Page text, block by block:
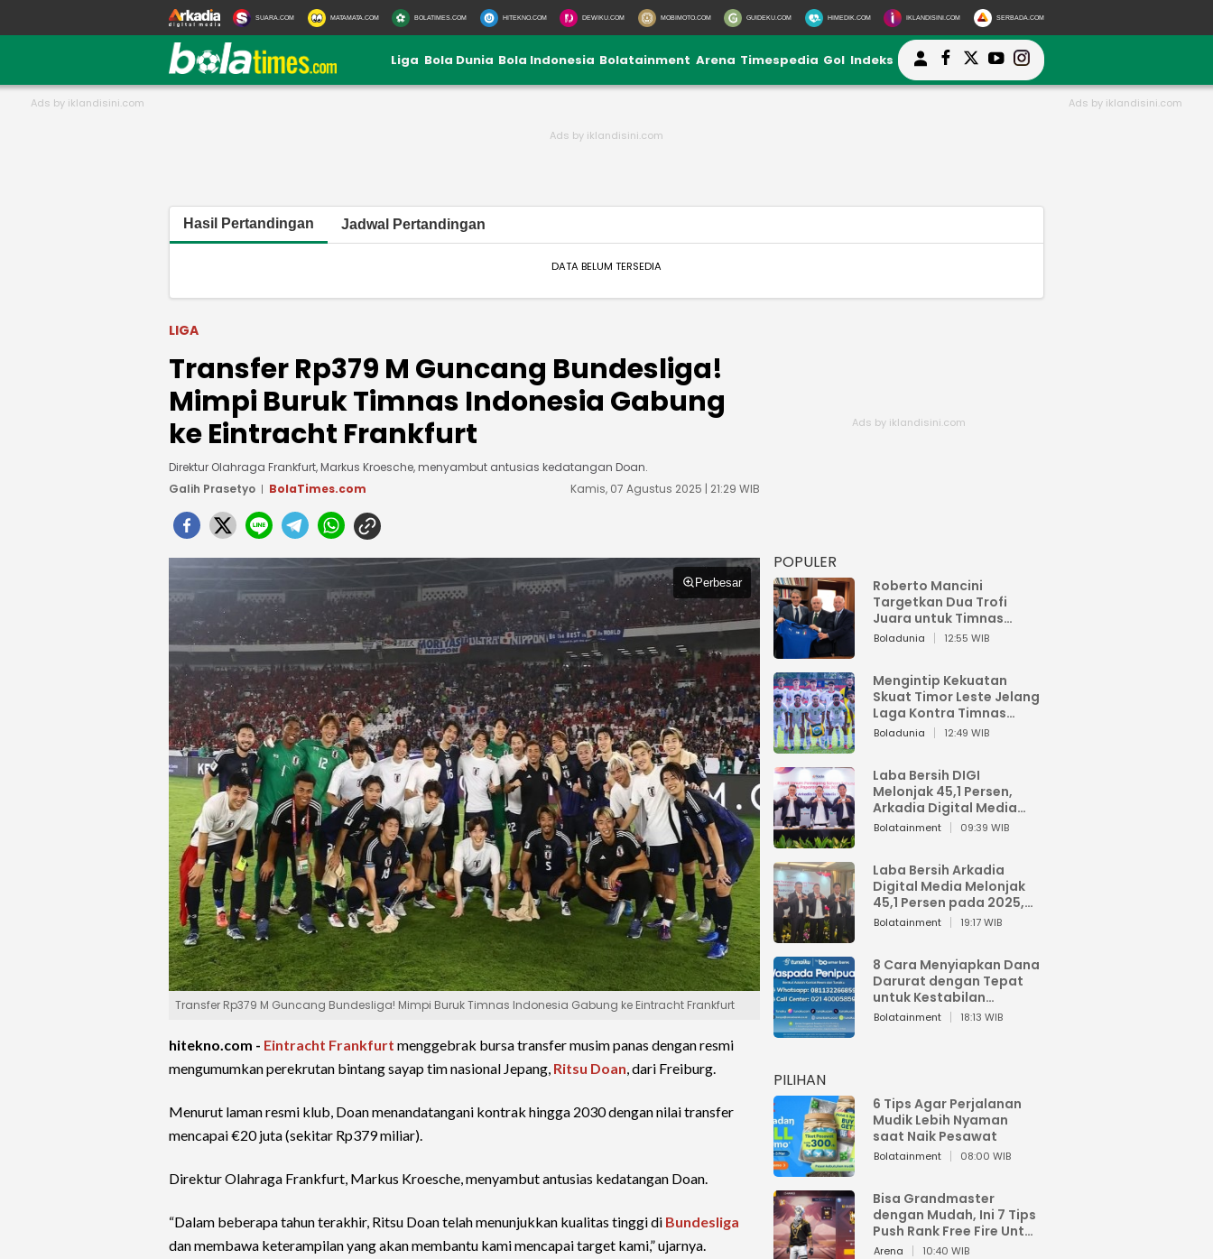
SUARA.COM MATAMATA.COM BOLATIMES.COM HITEKNO.COM DEWIKU.COM MOBIMOTO.COM GUIDEKU.COM HIMEDIK.COM IKLANDISINI.COM SERBADA.COM
Liga Bola Dunia Bola Indonesia Bolatainment Arena Timespedia Gol Indeks
Hasil Pertandingan Jadwal Pertandingan
DATA BELUM TERSEDIA
LIGA
Transfer Rp379 M Guncang Bundesliga!
Mimpi Buruk Timnas Indonesia Gabung
ke Eintracht Frankfurt
Direktur Olahraga Frankfurt, Markus Kroesche, menyambut antusias kedatangan Doan.
Galih Prasetyo
BolaTimes.com Kamis, 07 Agustus 2025 | 21:29 WIB
Perbesar
Transfer Rp379 M Guncang Bundesliga! Mimpi Buruk Timnas Indonesia Gabung ke Eintracht Frankfurt
hitekno.com - Eintracht Frankfurt menggebrak bursa transfer musim panas dengan resmi
mengumumkan perekrutan bintang sayap tim nasional Jepang, Ritsu Doan, dari Freiburg.
Menurut laman resmi klub, Doan menandatangani kontrak hingga 2030 dengan nilai transfer
mencapai €20 juta (sekitar Rp379 miliar).
Direktur Olahraga Frankfurt, Markus Kroesche, menyambut antusias kedatangan Doan.
“Dalam beberapa tahun terakhir, Ritsu Doan telah menunjukkan kualitas tinggi di Bundesliga
dan membawa keterampilan yang akan membantu kami mencapai target kami,” ujarnya.
POPULER
Roberto Mancini
Targetkan Dua Trofi
Juara untuk Timnas
Italia
Boladunia 12:55 WIB
Mengintip Kekuatan
Skuat Timor Leste Jelang
Laga Kontra Timnas
Indonesia di Piala AFF
Boladunia 12:49 WIB
Laba Bersih DIGI
Melonjak 45,1 Persen,
Arkadia Digital Media
Perkuat Bisnis AI dan
Bolatainment 09:39 WIB
Laba Bersih Arkadia
Digital Media Melonjak
45,1 Persen pada 2025,
Sentuh Rp1,76 Miliar
Bolatainment 19:17 WIB
8 Cara Menyiapkan Dana
Darurat dengan Tepat
untuk Kestabilan
Keuangan
Bolatainment 18:13 WIB
PILIHAN
6 Tips Agar Perjalanan
Mudik Lebih Nyaman
saat Naik Pesawat
Bolatainment 08:00 WIB
Bisa Grandmaster
dengan Mudah, Ini 7 Tips
Push Rank Free Fire Untuk
Pemula
Arena 10:40 WIB